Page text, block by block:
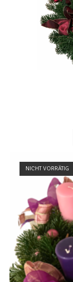
NICHT VORRÄTIG